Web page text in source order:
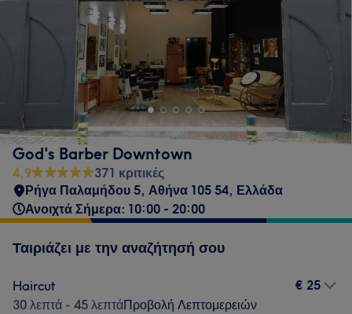
God's Barber Downtown
4,9
371 κριτικές
Ρήγα Παλαμήδου 5, Αθήνα 105 54, Ελλάδα
Ανοιχτά Σήμερα: 10:00 - 20:00
Ταιριάζει με την αναζήτησή σου
Haircut
30 λεπτά - 45 λεπτάΠροβολή Λεπτομερειών
€ 25